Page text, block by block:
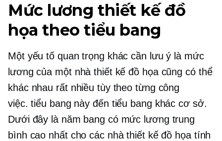
Mức lương thiết kế đồ
họa theo tiểu bang
Một yếu tố quan trọng khác cần lưu ý là mức
lương của một nhà thiết kế đồ họa cũng có thể
khác nhau rất nhiều tùy theo từng công
việc.tiểu bang này đến tiểu bang khác cơ sở.
Dưới đây là năm bang có mức lương trung
bình cao nhất cho các nhà thiết kế đồ họa tính